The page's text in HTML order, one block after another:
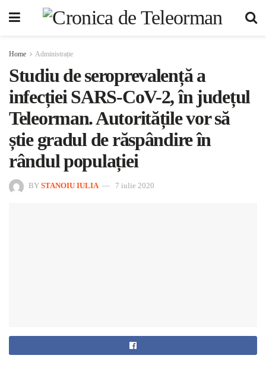
Home Administrație
Studiu de seroprevalență a
infecției SARS-CoV-2, în județul
Teleorman. Autoritățile vor să
știe gradul de răspândire în
rândul populației
BY STANOIU IULIA 7 iulie 2020